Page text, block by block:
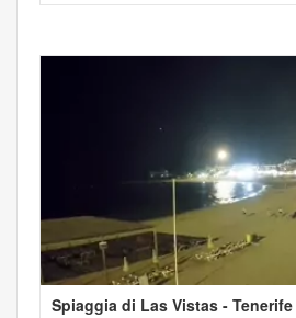
Spiaggia di Las Vistas - Tenerife